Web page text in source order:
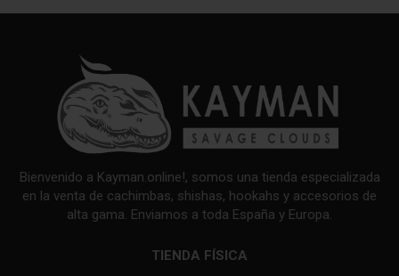
Bienvenido a Kayman.online!, somos una tienda especializada
en la venta de cachimbas, shishas, hookahs y accesorios de
alta gama. Enviamos a toda España y Europa.
TIENDA FÍSICA